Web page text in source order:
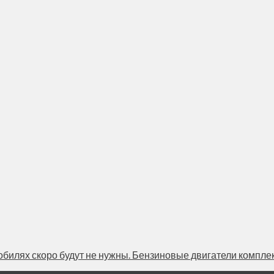
скоро будут не нужны. Бензиновые двигатели